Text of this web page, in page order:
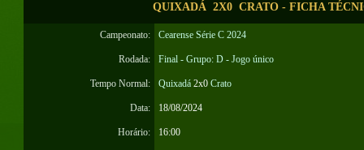
QUIXADÁ 2X0 CRATO - FICHA
Campeonato: Cearense Série C 2024
Rodada: Final - Grupo: D - Jogo único
Tempo Normal: Quixadá 2x0 Crato
Data: 18/08/2024
Horário: 16:00